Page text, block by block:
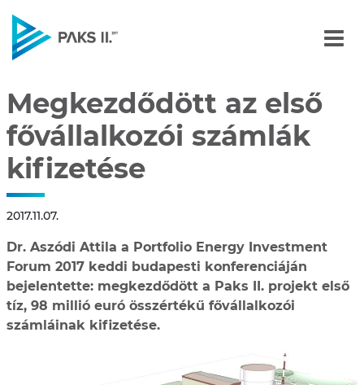
Megkezdődött az első
Megkezdődött az első
fővállalkozói számlák
kifizetése
2017.11.07.
Dr. Aszódi Attila a Portfolio Energy Investment
Forum 2017 keddi budapesti konferenciáján
bejelentette: megkezdődött a Paks II. projekt első
tíz, 98 millió euró összértékű fővállalkozói
számláinak kifizetése.